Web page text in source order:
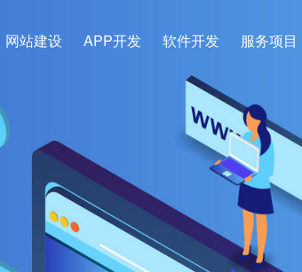
网站建设 APP开发 软件开发 服务项目